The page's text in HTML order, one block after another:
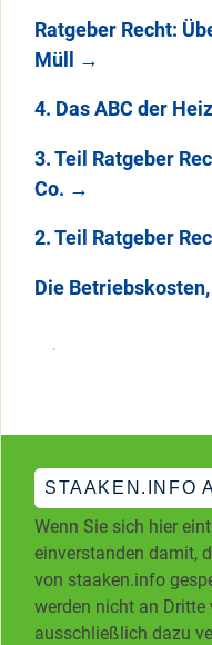
Ratgeber Recht:
Müll →
4. Das ABC der
3. Teil Ratgeber
Co. →
2. Teil Ratgeber
Die
STAAKEN.INFO
Wenn Sie sich hier
einverstanden damit,
von staaken.info
werden nicht an Dritte
ausschließlich dazu